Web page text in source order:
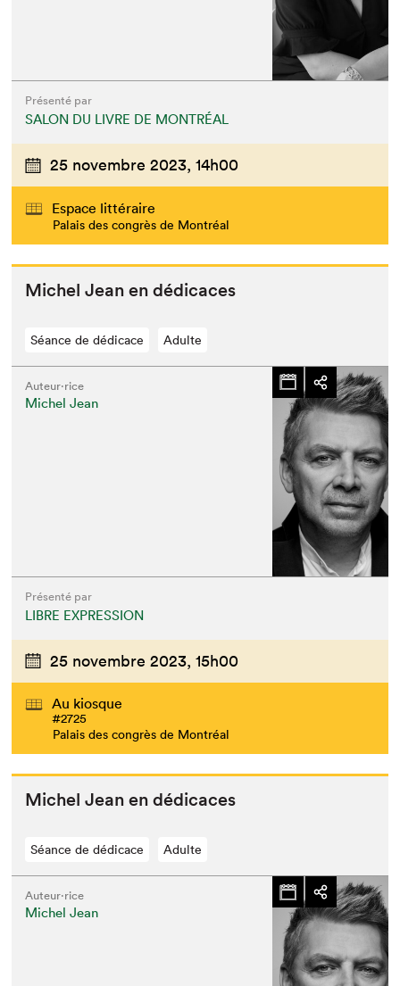
Présenté par
SALON DU LIVRE DE MONTRÉAL
25 novembre 2023, 14h00
Espace littéraire
Palais des congrès de Montréal
Michel Jean en dédicaces
Séance de dédicace Adulte
Auteur·rice
Michel Jean
Présenté par
LIBRE EXPRESSION
25 novembre 2023, 15h00
Au kiosque
#2725
Palais des congrès de Montréal
Michel Jean en dédicaces
Séance de dédicace Adulte
Auteur·rice
Michel Jean